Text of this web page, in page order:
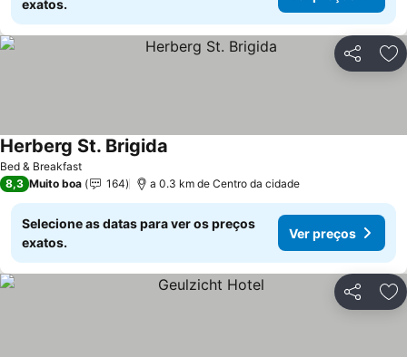
exatos.
Partilhar
Bed & Breakfast
Herberg St. Brigida
8,3 Muito boa 164 a 0.3 km de Centro da cidade
Selecione as datas para ver os preços
exatos.
Ver preços
Partilhar